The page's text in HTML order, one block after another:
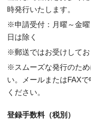
時発行いたします。
※申請受付：月曜～金
日は除く
※郵送ではお受けしてお
※スムーズな発行のた
い。メールまたはFAX
ください。
登録手数料（税別）